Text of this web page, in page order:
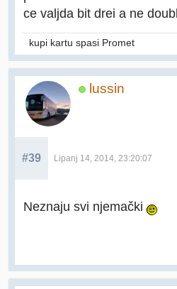
ce valjda bit drei a ne
kupi kartu spasi Promet
lussin
#39 Lipanj 14, 2014, 23:20:07
Neznaju svi njemački